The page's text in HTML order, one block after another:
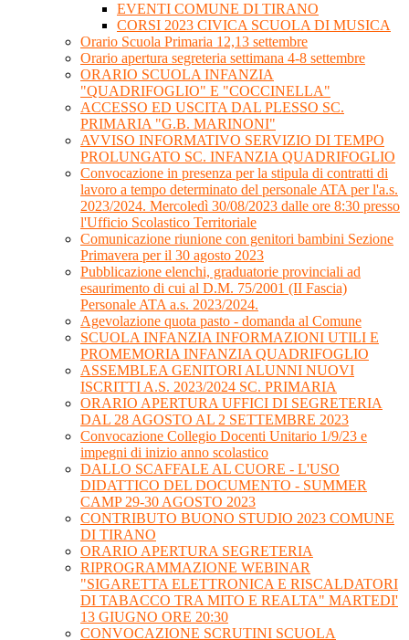
EVENTI COMUNE DI TIRANO
CORSI 2023 CIVICA SCUOLA DI MUSICA
Orario Scuola Primaria 12,13 settembre
Orario apertura segreteria settimana 4-8 settembre
ORARIO SCUOLA INFANZIA
"QUADRIFOGLIO" E "COCCINELLA"
ACCESSO ED USCITA DAL PLESSO SC.
PRIMARIA "G.B. MARINONI"
AVVISO INFORMATIVO SERVIZIO DI TEMPO
PROLUNGATO SC. INFANZIA QUADRIFOGLIO
Convocazione in presenza per la stipula di contratti di
lavoro a tempo determinato del personale ATA per l'a.s.
2023/2024. Mercoledì 30/08/2023 dalle ore 8:30 presso
l'Ufficio Scolastico Territoriale
Comunicazione riunione con genitori bambini Sezione
Primavera per il 30 agosto 2023
Pubblicazione elenchi, graduatorie provinciali ad
esaurimento di cui al D.M. 75/2001 (II Fascia)
Personale ATA a.s. 2023/2024.
Agevolazione quota pasto - domanda al Comune
SCUOLA INFANZIA INFORMAZIONI UTILI E
PROMEMORIA INFANZIA QUADRIFOGLIO
ASSEMBLEA GENITORI ALUNNI NUOVI
ISCRITTI A.S. 2023/2024 SC. PRIMARIA
ORARIO APERTURA UFFICI DI SEGRETERIA
DAL 28 AGOSTO AL 2 SETTEMBRE 2023
Convocazione Collegio Docenti Unitario 1/9/23 e
impegni di inizio anno scolastico
DALLO SCAFFALE AL CUORE - L'USO
DIDATTICO DEL DOCUMENTO - SUMMER
CAMP 29-30 AGOSTO 2023
CONTRIBUTO BUONO STUDIO 2023 COMUNE
DI TIRANO
ORARIO APERTURA SEGRETERIA
RIPROGRAMMAZIONE WEBINAR
"SIGARETTA ELETTRONICA E RISCALDATORI
DI TABACCO TRA MITO E REALTA" MARTEDI'
13 GIUGNO ORE 20:30
CONVOCAZIONE SCRUTINI SCUOLA